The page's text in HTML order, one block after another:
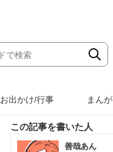
お出かけ/行事 まんが
この記事を書いた人
善哉あん